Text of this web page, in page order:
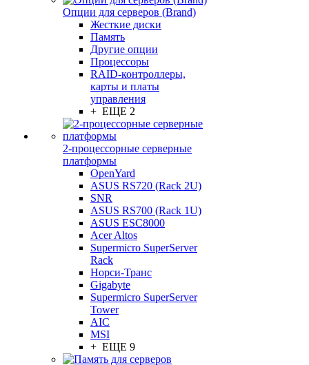
Опции для серверов (Brand)
Жесткие диски
Память
Другие опции
Процессоры
RAID-контроллеры,
карты и платы
управления
+ ЕЩЕ 2
2-процессорные серверные
платформы
OpenYard
ASUS RS720 (Rack 2U)
SNR
ASUS RS700 (Rack 1U)
ASUS ESC8000
Acer Altos
Supermicro SuperServer
Rack
Норси-Транс
Gigabyte
Supermicro SuperServer
Tower
AIC
MSI
+ ЕЩЕ 9